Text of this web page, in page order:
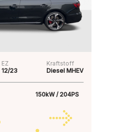
EZ
12/23
Kraftstoff
Diesel MHEV
150kW / 204PS